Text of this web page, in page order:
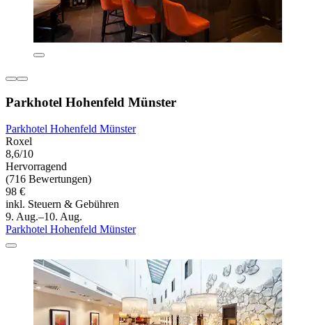
Parkhotel Hohenfeld Münster
Parkhotel Hohenfeld Münster
Roxel
8,6/10
Hervorragend
(716 Bewertungen)
98 €
inkl. Steuern & Gebühren
9. Aug.–10. Aug.
Parkhotel Hohenfeld Münster